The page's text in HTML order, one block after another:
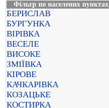
Фільтр по населених пунктах
БЕРИСЛАВ
БУРГУНКА
ВІРІВКА
ВЕСЕЛЕ
ВИСОКЕ
ЗМІЇВКА
КІРОВЕ
КАЧКАРІВКА
КОЗАЦЬКЕ
КОСТИРКА